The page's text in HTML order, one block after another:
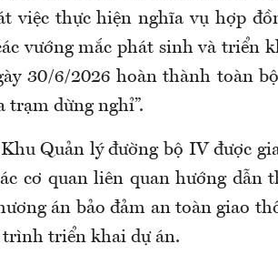
việc thực hiện nghĩa vụ hợp
vướng mắc phát sinh và triển
30/6/2026 hoàn thành toàn
trạm dừng nghỉ”.
Quản lý đường bộ IV được
cơ quan liên quan hướng dẫn
án bảo đảm an toàn giao
trình triển khai dự án.